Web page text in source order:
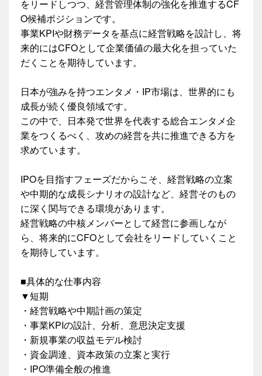
をリードしつつ、経営管理体制の強化を推進するCF
O候補ポジションです。
事業KPIや財務データを基点に経営戦略を設計し、将
来的にはCFOとして企業価値の最大化を担っていた
だくことを期待しています。
日本が強みを持つエンタメ・IP市場は、世界的にも
成長が続く優良領域です。
この中で、日本発で世界を代表する総合エンタメ企
業をつくるべく、攻めの経営を共に推進できる方を
求めています。
IPOを目指すフェーズだからこそ、経営戦略の立案
や中期的な成長シナリオの設計など、経営そのもの
に深く関与できる環境があります。
経営戦略の中核メンバーとして経営に参画しなが
ら、将来的にCFOとして会社をリードしていくこと
を期待しています。
■具体的な仕事内容
▼短期
・経営戦略や中期計画の策定
・事業KPIの設計、分析、意思決定支援
・新規事業の収益モデル検討
・資金調達、資本政策の立案と実行
・IPO準備全般の推進